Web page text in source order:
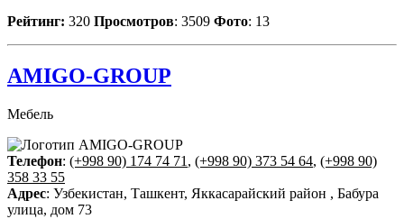
Рейтинг: 320 Просмотров: 3509 Фото: 13
AMIGO-GROUP
Мебель
Телефон: (+998 90) 174 74 71 , (+998 90) 373 54 64, (+998 90)
358 33 55
Адрес: Узбекистан, Ташкент, Яккасарайский район , Бабура
улица, дом 73